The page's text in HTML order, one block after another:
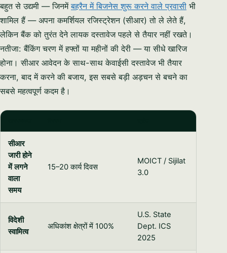
बहुत से उद्यमी — जिनमेंबहरैन में बिजनेस शुरू करने वाले प्रवासी भी
शामिल हैं — अपना कमर्शियल रजिस्ट्रेशन (सीआर) तो ले लेते हैं,
लेकिन बैंक को तुरंत देने लायक दस्तावेज पहले से तैयार नहीं रखते।
नतीजा: बैंकिंग चरण में हफ्तों या महीनों की देरी — या सीधे खारिज
होना। सीआर आवेदन के साथ-साथ केवाईसी दस्तावेज भी तैयार
करना, बाद में करने की बजाय, इस सबसे बड़ी अड़चन से बचने का
सबसे महत्वपूर्ण कदम है।
सीआर
जारी होने
में लगने
वाला
समय
15–20 कार्य दिवस
MOICT / Sijilat
3.0
विदेशी
स्वामित्व
अधिकांश क्षेत्रों में 100%
U.S. State
Dept. ICS
2025